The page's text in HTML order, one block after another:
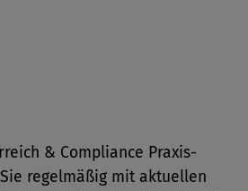
& Compliance Praxis-
regelmäßig mit aktuellen